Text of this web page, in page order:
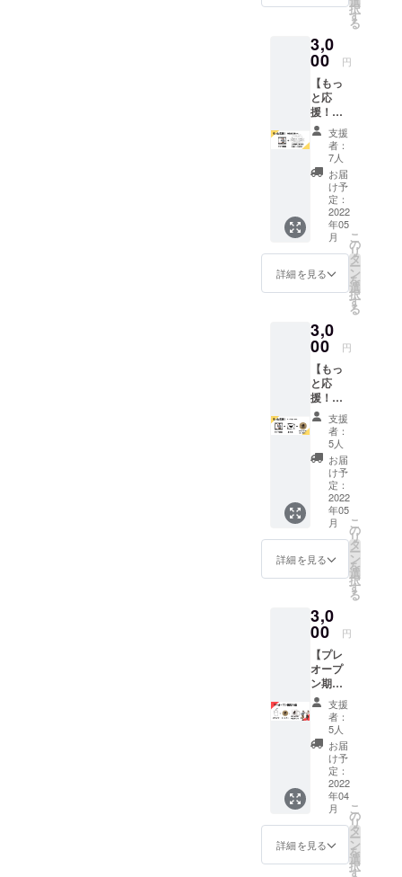
メール
画面を
でお渡
し致し
ます。
※アル
コール
や、一
部ご注
文頂け
ない商
品がご
ざいま
す。 ※
コー
ヒーチ
ござい
ませ
ん！お
店が存
在する
限り有
効とな
りま
す。 ※
複数枚
のご支
援も可
能で
す。 ※
換金等
ません
マー
ク。 裏
面には
「thank
you！
The
space
made
with
you 」
の文字
が入り
ます。
thank
youの後
に、お
名前
入れる
ことも
す。 希
望の方
は概要
欄にそ
の旨を
ご記載
くださ
い。
【商品
は店頭
受け取
りとさ
せて頂
きま
準備の
為、5月
以降ご
来店時
にお渡
しさせ
て頂き
ます。
メール
画面を
ご提示
くださ
い。 ま
た郵送
は上乗
せ800円
で可能
になり
択
す
る
3,0
00 円
【もっ
と応
援！お
名前記
載ver】
thanks
ギャグ
動画＋
公式HP
にお名
前を小
文字で
掲載さ
せて頂
きま
名・あ
だ名で
もOK）
上乗せ
額が増
す毎
に、と
ちの君
のギャ
グにキ
レと勢
いが増
しま
す。笑
※お名前
表記
は、２
約束い
たしま
掲載希
望のお
名前・
もしく
は表記
を備考
にてご
指定く
ださ
い。
支援
者：
7人
お届
け予
定：
2022
年05
月
詳細を見る
こ
の
リ
タ
ー
ン
を
選
択
す
る
3,0
00 円
【もっ
と応
援！オ
リジナ
ルコー
スター
ver】
thanks
ギャグ
動画＋
お手紙
＋オリ
ジナル
コース
ターの
ます！
thanks
ギャグ
動画は
メール
で、お
手紙と
コース
ターは
ご登録
頂いた
住所に
発送さ
せて頂
きま
す！ 上
乗せ額
支援
者：
5人
お届
け予
定：
2022
年05
月
詳細を見る
こ
の
リ
タ
ー
ン
を
選
択
す
る
3,0
00 円
【プレ
オープ
ン期間
への入
店＆記
念品の
セッ
ト！】
プレ
オープ
ン期間
（3月31
日(木)〜
4月2日
（土）
支援
者：
5人
お届
け予
定：
2022
年04
月
詳細を見る
こ
の
リ
タ
ー
ン
を
選
択
す